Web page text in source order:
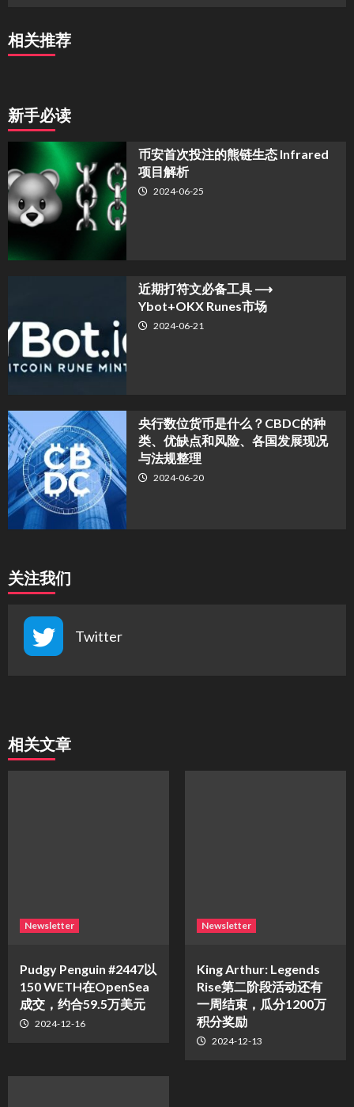
相关推荐
新手必读
币安首次投注的熊链生态 Infrared
项目解析
2024-06-25
近期打符文必备工具 ⟶
Ybot+OKX Runes市场
2024-06-21
央行数位货币是什么？CBDC的种
类、优缺点和风险、各国发展现况
与法规整理
2024-06-20
关注我们
Twitter
相关文章
Newsletter
Pudgy Penguin #2447以
150 WETH在OpenSea
成交，约合59.5万美元
2024-12-16
Newsletter
King Arthur: Legends
Rise第二阶段活动还有
一周结束，瓜分1200万
积分奖励
2024-12-13